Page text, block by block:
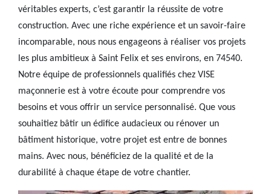
véritables experts, c’est garantir la réussite de votre
construction. Avec une riche expérience et un savoir-faire
incomparable, nous nous engageons à réaliser vos projets
les plus ambitieux à Saint Felix et ses environs, en 74540.
Notre équipe de professionnels qualifiés chez VISE
maçonnerie est à votre écoute pour comprendre vos
besoins et vous offrir un service personnalisé. Que vous
souhaitiez bâtir un édifice audacieux ou rénover un
bâtiment historique, votre projet est entre de bonnes
mains. Avec nous, bénéficiez de la qualité et de la
durabilité à chaque étape de votre chantier.